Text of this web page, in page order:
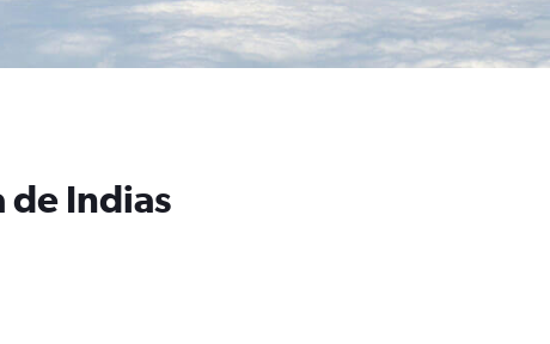
de Indias